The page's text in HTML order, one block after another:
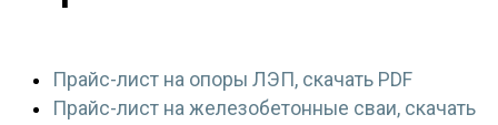
Прайс-лист на опоры ЛЭП, скачать PDF
Прайс-лист на железобетонные сваи, скачать